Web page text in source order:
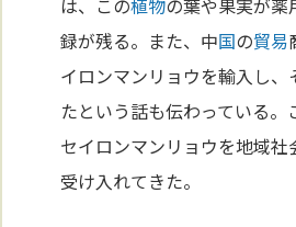
は、この植物の葉や果実が
録が残る。また、中国の貿易
イロンマンリョウを輸入し、
たという話も伝わっている。
セイロンマンリョウを地域
受け入れてきた。